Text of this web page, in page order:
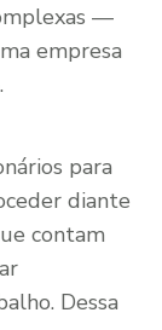
—
empresa
para
diante
contam
Dessa